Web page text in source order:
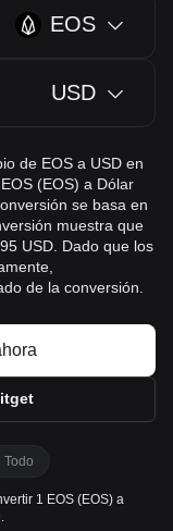
EOS
USD
de EOS a USD en
(EOS) a Dólar
se basa en
muestra que
USD. Dado que los
de la conversión.
Todo
1 EOS (EOS) a